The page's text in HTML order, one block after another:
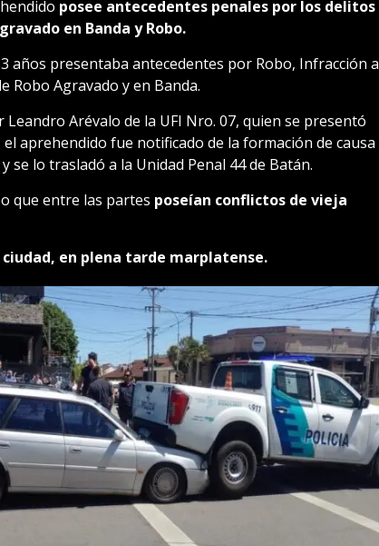
posee antecedentes penales por los delitos
en Banda y Robo.
años presentaba antecedentes por Robo, Infracción a
Robo Agravado y en Banda.
Arévalo de la UFI Nro. 07, quien se presentó
aprehendido fue notificado de la formación de causa
se lo trasladó a la Unidad Penal 44 de Batán.
que entre las partes poseían conflictos de vieja
en plena tarde marplatense.